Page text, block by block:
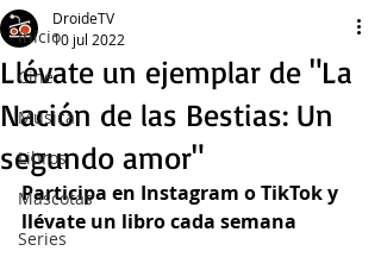
Inicio
Cine
Música
Libros
Mascotas
Series
Llévate un ejemplar de "La
Nación de las Bestias: Un
segundo amor"
DroideTV
10 jul 2022
Participa en Instagram o TikTok y
llévate un libro cada semana